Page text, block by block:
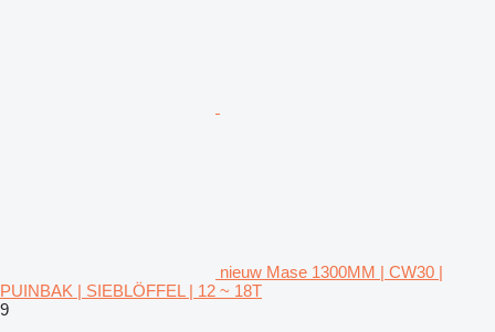
nieuw Mase 1300MM | CW30 |
PUINBAK | SIEBLÖFFEL | 12 ~ 18T
9